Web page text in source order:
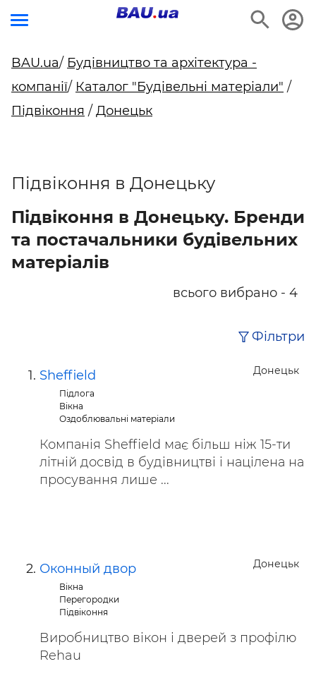
BAU.ua/ Будівництво та архітектура -
компанії/ Каталог "Будівельні матеріали" /
Підвіконня / Донецьк
Підвіконня в Донецьку
Підвіконня в Донецьку. Бренди
та постачальники будівельних
матеріалів
всього вибрано - 4
Фільтри
Донецьк
Sheffield
Підлога
Вікна
Оздоблювальні матеріали
Компанія Sheffield має більш ніж 15-ти
літній досвід в будівництві і націлена на
просування лише ...
Донецьк
Оконный двор
Вікна
Перегородки
Підвіконня
Виробництво вікон і дверей з профілю
Rehau